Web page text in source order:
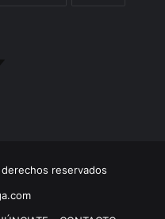
derechos reservados